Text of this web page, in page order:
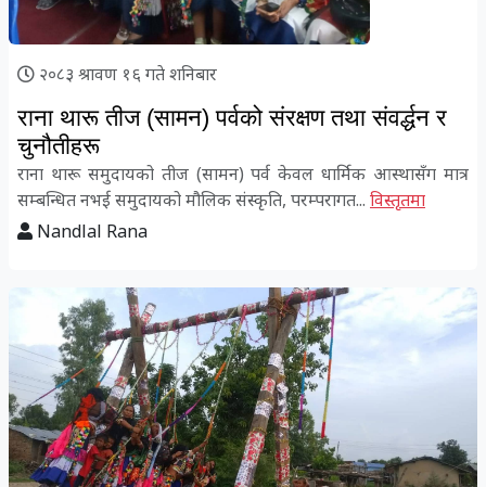
२०८३ श्रावण १६ गते शनिबार
राना थारू तीज (सामन) पर्वको संरक्षण तथा संवर्द्धन र
चुनौतीहरू
राना थारू समुदायको तीज (सामन) पर्व केवल धार्मिक आस्थासँग मात्र
सम्बन्धित नभई समुदायको मौलिक संस्कृति, परम्परागत... विस्तृतमा
Nandlal Rana